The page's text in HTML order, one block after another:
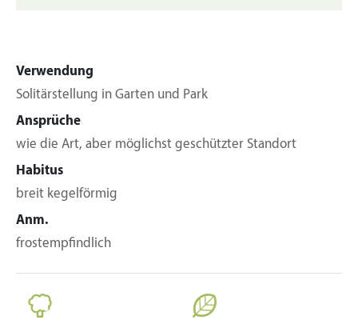
Verwendung
Solitärstellung in Garten und Park
Ansprüche
wie die Art, aber möglichst geschützter Standort
Habitus
breit kegelförmig
Anm.
frostempfindlich